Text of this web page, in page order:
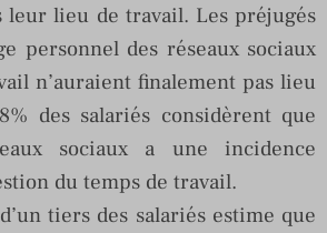
leur lieu de travail. Les préjugés
personnel des réseaux sociaux
n’auraient finalement pas lieu
des salariés considèrent que
sociaux a une incidence
du temps de travail.
tiers des salariés estime que